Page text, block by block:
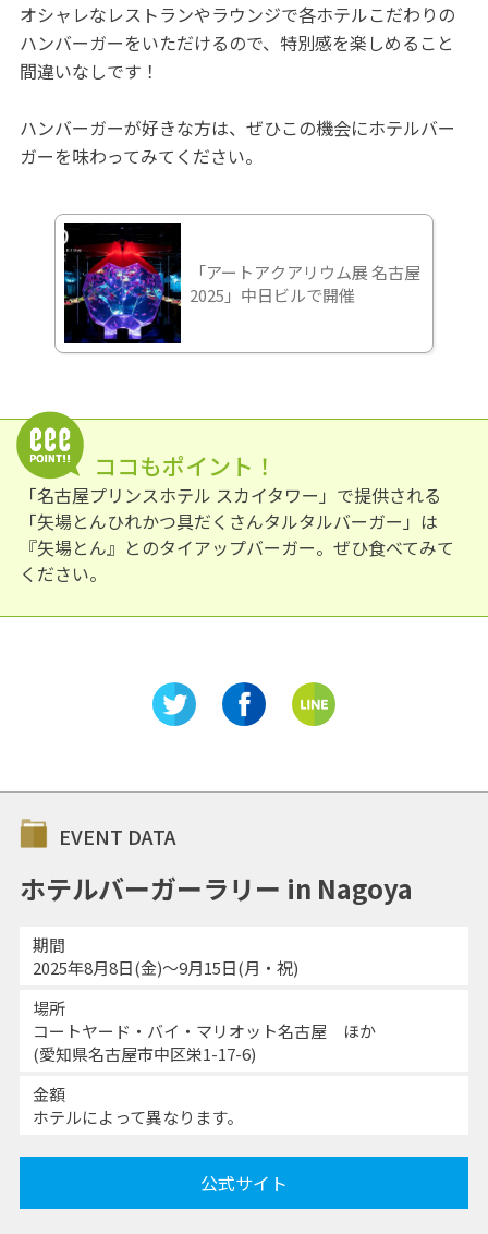
オシャレなレストランやラウンジで各ホテルこだわりの
ハンバーガーをいただけるので、特別感を楽しめること
間違いなしです！
ハンバーガーが好きな方は、ぜひこの機会にホテルバー
ガーを味わってみてください。
「アートアクアリウム展 名古屋
2025」中日ビルで開催
ココもポイント！
「名古屋プリンスホテル スカイタワー」で提供される
「矢場とんひれかつ具だくさんタルタルバーガー」は
『矢場とん』とのタイアップバーガー。ぜひ食べてみて
ください。
EVENT DATA
ホテルバーガーラリー in Nagoya
期間
2025年8月8日(金)～9月15日(月・祝)
場所
コートヤード・バイ・マリオット名古屋 ほか
(愛知県名古屋市中区栄1-17-6)
金額
ホテルによって異なります。
公式サイト